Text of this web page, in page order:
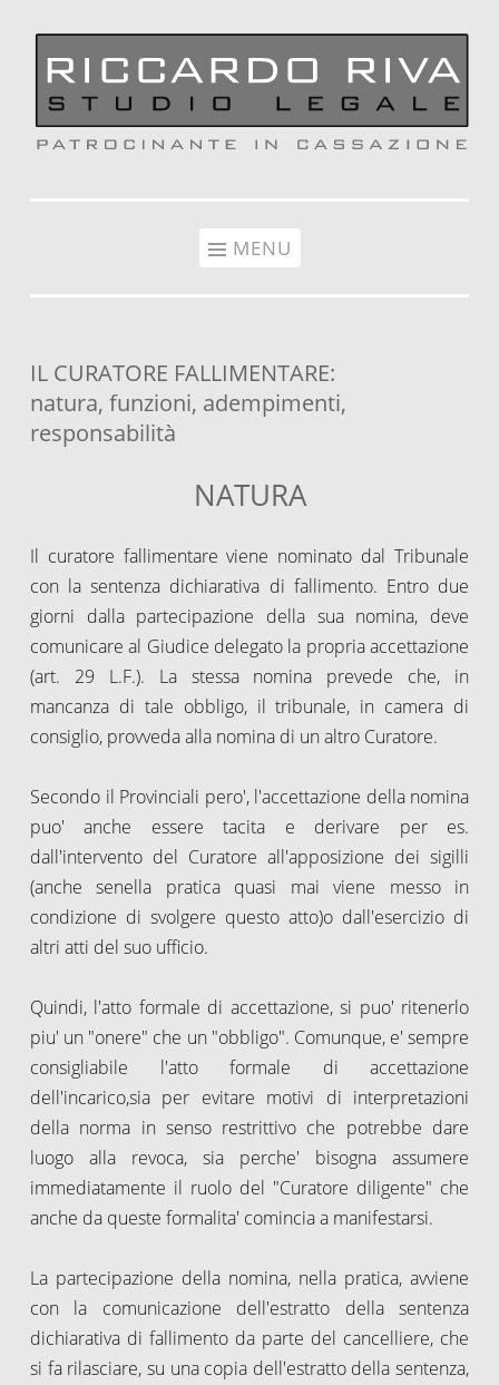
MENU
IL CURATORE FALLIMENTARE:
natura, funzioni, adempimenti,
responsabilità
NATURA
Il curatore fallimentare viene nominato dal Tribunale
con la sentenza dichiarativa di fallimento. Entro due
giorni dalla partecipazione della sua nomina, deve
comunicare al Giudice delegato la propria accettazione
(art. 29 L.F.). La stessa nomina prevede che, in
mancanza di tale obbligo, il tribunale, in camera di
consiglio, provveda alla nomina di un altro Curatore.
Secondo il Provinciali pero', l'accettazione della nomina
puo' anche essere tacita e derivare per es.
dall'intervento del Curatore all'apposizione dei sigilli
(anche senella pratica quasi mai viene messo in
condizione di svolgere questo atto)o dall'esercizio di
altri atti del suo ufficio.
Quindi, l'atto formale di accettazione, si puo' ritenerlo
piu' un "onere" che un "obbligo". Comunque, e' sempre
consigliabile l'atto formale di accettazione
dell'incarico,sia per evitare motivi di interpretazioni
della norma in senso restrittivo che potrebbe dare
luogo alla revoca, sia perche' bisogna assumere
immediatamente il ruolo del "Curatore diligente" che
anche da queste formalita' comincia a manifestarsi.
La partecipazione della nomina, nella pratica, avviene
con la comunicazione dell'estratto della sentenza
dichiarativa di fallimento da parte del cancelliere, che
si fa rilasciare, su una copia dell'estratto della sentenza,